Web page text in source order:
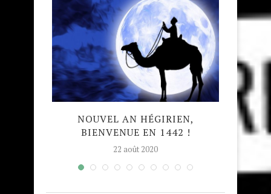
NOUVEL AN HÉGIRIEN,
BIENVENUE EN 1442 !
22 août 2020